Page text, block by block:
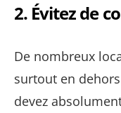
2. Évitez de
De nombreux
surtout en
devez